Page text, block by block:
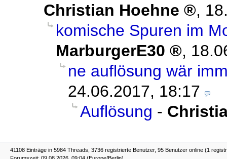
Christian Hoehne
,
komische Spuren im
MarburgerE30
,
ne auflösung wär
24.06.2017, 18:17
Auflösung -
41108 Einträge in 5984 Threads, 3736 registrierte Benutzer, 95 Benutzer online (1